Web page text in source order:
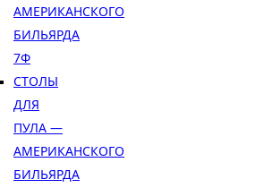
АМЕРИКАНСКОГО
БИЛЬЯРДА
7Ф
СТОЛЫ
ДЛЯ
ПУЛА —
АМЕРИКАНСКОГО
БИЛЬЯРДА